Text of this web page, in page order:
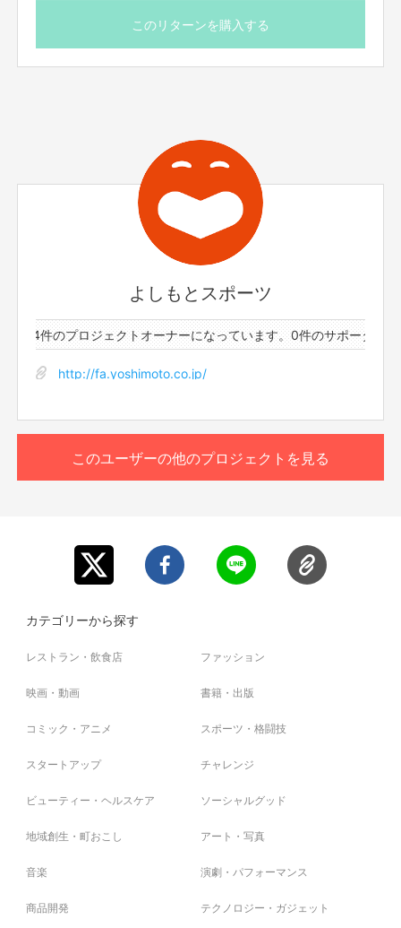
は当日までに、お持ちのパソコン、スマートフォンにzoomをインストール
していただきますようお願いいたします。
◆一度購入されたものはキャンセル出来兼ねます。
◆後日のアーカイブ配信はございません。
◆当日の詳細についてはシルクハット上のメッセージにお送りいたします。
◆参加者の録画は禁止とさせて頂きます。
◆不適切と考えられる言動があった場合、強制的に退出をお願いする場合が
ございます。
◆応募者は、自ら及び自らが代表となって応募した参加者全てが、反社会的
勢力（暴力団、暴力団員、暴力団準構成員、暴力団関係企業、総会屋等、社
会運動等標ぼうゴロ、特殊知能暴力集団及びこれらに準ずる団体、並びにこ
れらの構成員等を指します。以下、同様とします。）に該当せず、また、こ
れら反社会的勢力との間で社会的に非難されるべき関係を有していないこと
◆プロジェクト実施前及び実施中に上記に反する事態が発生した場合、いつ
負担しません。
◆参加する権利の転売や譲渡は禁止とさせていただきます。購入したご本人
【販売責任者】
吉本興業株式会社
お問い合わせは下記のURLのメッセージからご連絡ください。
【返品期限】
7日以内に上記問い合わせ先へご連絡ください。それ以上経過しますと返品
ル・返品・交換はお受けできません。
不良品、発送商品間違いの場合、着払いにて対応いたします。
よしもとスポーツ
と34件のプロジェクトオーナーになっています。0件のサポーターと
http://fa.yoshimoto.co.jp/
このリターンを購入する
このユーザーの他のプロジェクトを見る
カテゴリーから探す
レストラン・飲食店 ファッション
映画・動画 書籍・出版
コミック・アニメ スポーツ・格闘技
スタートアップ チャレンジ
ビューティー・ヘルスケア ソーシャルグッド
地域創生・町おこし アート・写真
音楽 演劇・パフォーマンス
商品開発 テクノロジー・ガジェット